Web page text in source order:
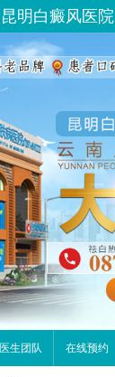
昆明白癜风医院
医生团队 在线预约